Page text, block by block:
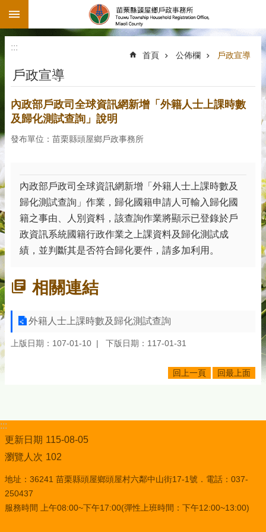
跳到主要內容區塊
:::
首頁 公佈欄 戶政宣導
戶政宣導
內政部戶政司全球資訊網新增「外籍人士上課時數
及歸化測試查詢」說明
發布單位：苗栗縣頭屋鄉戶政事務所
內政部戶政司全球資訊網新增「外籍人士上課時數及
歸化測試查詢」作業，歸化國籍申請人可輸入歸化國
籍之事由、人別資料，該查詢作業將顯示已登錄於戶
政資訊系統國籍行政作業之上課資料及歸化測試成
績，並判斷其是否符合歸化要件，請多加利用。
相關連結
外籍人士上課時數及歸化測試查詢
上版日期：107-01-10 下版日期：117-01-31
回上一頁 回最上面
:::
更新日期 115-08-05
瀏覽人次 102
地址：36241 苗栗縣頭屋鄉頭屋村六鄰中山街17-1號．電話：037-
250437
服務時間 上午08:00~下午17:00(彈性上班時間：下午12:00~13:00)